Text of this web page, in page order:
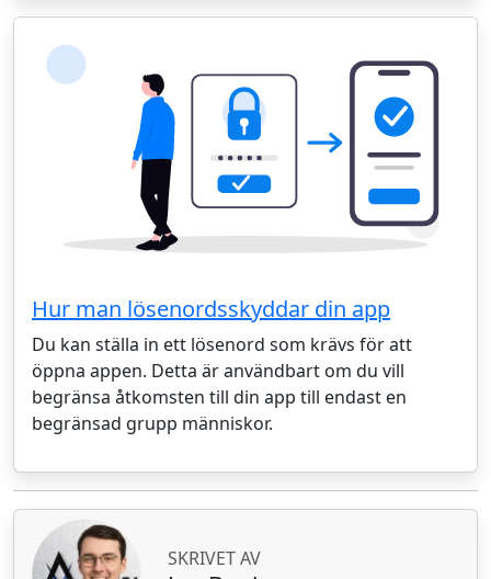
Hur man lösenordsskyddar din app
Du kan ställa in ett lösenord som krävs för att
öppna appen. Detta är användbart om du vill
begränsa åtkomsten till din app till endast en
begränsad grupp människor.
SKRIVET AV